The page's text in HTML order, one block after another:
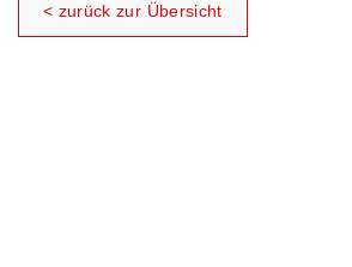
< zurück zur Übersicht